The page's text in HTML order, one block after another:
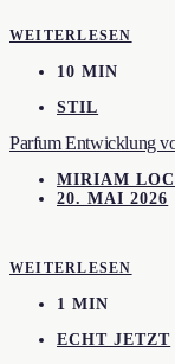
WEITERLESEN
10 MIN
STIL
Parfum Entwicklung
MIRIAM
20. MAI 2026
WEITERLESEN
1 MIN
ECHT JETZT